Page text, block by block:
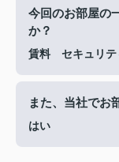
今回のお部屋の
か？
賃料 セキュリテ
また、当社でお
はい